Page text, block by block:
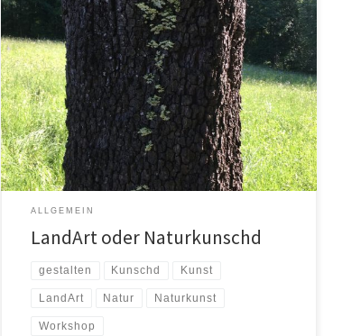
Sich mit wachem Blick in die Natur begeben! Auf kleine
und große Besonderheiten achten! Ein Gespür für die
Ausstrahlung und […]
ALLGEMEIN
LandArt oder Naturkunschd
gestalten Kunschd Kunst
LandArt Natur Naturkunst
Workshop